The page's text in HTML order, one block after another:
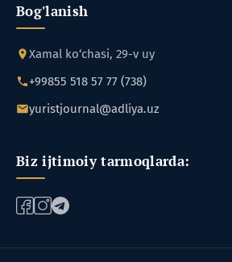
Bog'lanish
Xamal ko‘chasi, 29-v uy
+99855 518 57 77 (738)
yuristjournal@adliya.uz
Biz ijtimoiy tarmoqlarda: